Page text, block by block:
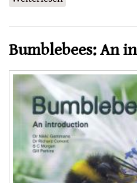
Bumblebees: An